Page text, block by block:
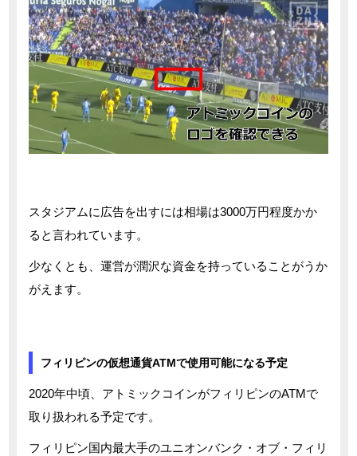
スタジアムに広告を出すには相場は3000万円程度かか
ると言われています。
少なくとも、運営が潤沢な資金を持っていることがうか
がえます。
フィリピンの仮想通貨ATMで使用可能になる予定
2020年中頃、アトミックコインがフィリピンのATMで
取り扱われる予定です。
フィリピン国内最大手のユニオンバンク・オブ・フィリ